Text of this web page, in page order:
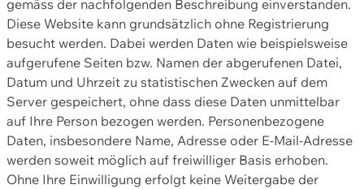
gemäss der nachfolgenden Beschreibung einverstanden.
Diese Website kann grundsätzlich ohne Registrierung
besucht werden. Dabei werden Daten wie beispielsweise
aufgerufene Seiten bzw. Namen der abgerufenen Datei,
Datum und Uhrzeit zu statistischen Zwecken auf dem
Server gespeichert, ohne dass diese Daten unmittelbar
auf Ihre Person bezogen werden. Personenbezogene
Daten, insbesondere Name, Adresse oder E-Mail-Adresse
werden soweit möglich auf freiwilliger Basis erhoben.
Ohne Ihre Einwilligung erfolgt keine Weitergabe der